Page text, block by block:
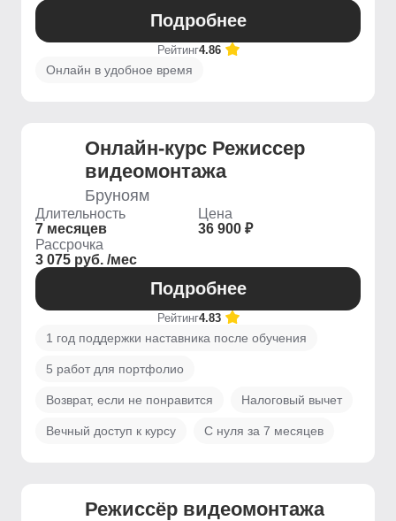
Подробнее
Рейтинг4.86
Онлайн в удобное время
Онлайн-курс Режиссер
видеомонтажа
Бруноям
Длительность
7 месяцев
Цена
36 900 ₽
Рассрочка
3 075 руб. /мес
Подробнее
Рейтинг4.83
1 год поддержки наставника после обучения
5 работ для портфолио
Возврат, если не понравится Налоговый вычет
Вечный доступ к курсу С нуля за 7 месяцев
Режиссёр видеомонтажа